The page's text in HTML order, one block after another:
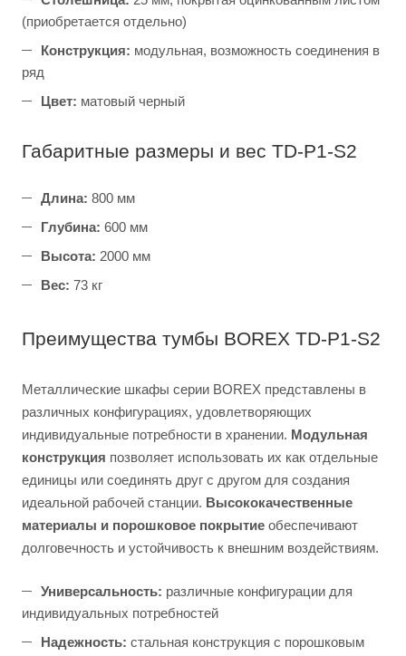
(приобретается отдельно)
Конструкция: модульная, возможность соединения в
ряд
Цвет: матовый черный
Габаритные размеры и вес TD-P1-S2
Длина: 800 мм
Глубина: 600 мм
Высота: 2000 мм
Вес: 73 кг
Преимущества тумбы BOREX TD-P1-S2
Металлические шкафы серии BOREX представлены в
различных конфигурациях, удовлетворяющих
индивидуальные потребности в хранении. Модульная
конструкция позволяет использовать их как отдельные
единицы или соединять друг с другом для создания
идеальной рабочей станции. Высококачественные
материалы и порошковое покрытие обеспечивают
долговечность и устойчивость к внешним воздействиям.
Универсальность: различные конфигурации для
индивидуальных потребностей
Надежность: стальная конструкция с порошковым